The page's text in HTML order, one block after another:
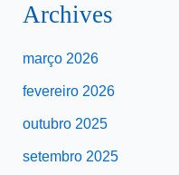
Archives
março 2026
fevereiro 2026
outubro 2025
setembro 2025